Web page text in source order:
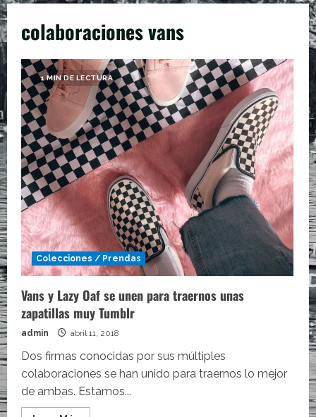
colaboraciones vans
1 MIN DE LECTURA
Colecciones / Prendas
Vans y Lazy Oaf se unen para traernos unas
zapatillas muy Tumblr
admin abril 11, 2018
Dos firmas conocidas por sus múltiples
colaboraciones se han unido para traernos lo mejor
de ambas. Estamos...